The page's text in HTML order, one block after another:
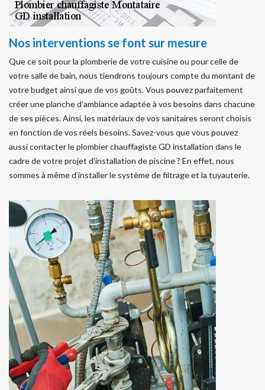
Nos interventions se font sur mesure
Que ce soit pour la plomberie de votre cuisine ou pour celle de
votre salle de bain, nous tiendrons toujours compte du montant de
votre budget ainsi que de vos goûts. Vous pouvez parfaitement
créer une planche d’ambiance adaptée à vos besoins dans chacune
de ses pièces. Ainsi, les matériaux de vos sanitaires seront choisis
en fonction de vos réels besoins. Savez-vous que vous pouvez
aussi contacter le plombier chauffagiste GD installation dans le
cadre de votre projet d’installation de piscine ? En effet, nous
sommes à même d’installer le système de filtrage et la tuyauterie.